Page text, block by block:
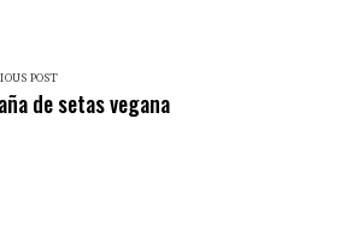
POST
de setas vegana